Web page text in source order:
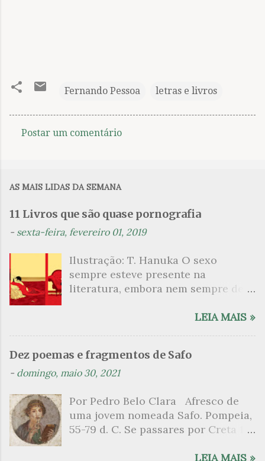
Fernando Pessoa letras e livros
n
t
i
o
Postar um comentário
AS MAIS LIDAS DA SEMANA
11 Livros que são quase pornografia
- sexta-feira, fevereiro 01, 2019
Ilustração: T. Hanuka O sexo
sempre esteve presente na
literatura, embora nem sempre de
que mergulharam em sua própria
psicanalítico e findaram por revelar
a partir dessa intimidade o lado
apresenta um conjunto de livros
nos quais os escritores se
desnudam, livros que dispensam o
LEIA MAIS »
Dez poemas e fragmentos de Safo
- domingo, maio 30, 2021
Por Pedro Belo Clara Afresco de
uma jovem nomeada Safo. Pompeia,
55-79 d. C. Se passares por Creta 1
grato é o pomar de macieiras e do
LEIA MAIS »